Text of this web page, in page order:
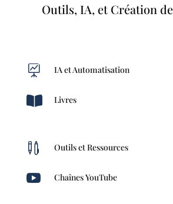
Outils, IA, et Création
 IA et Automatisation
 Livres
 Outils et Ressources
 Chaînes YouTube